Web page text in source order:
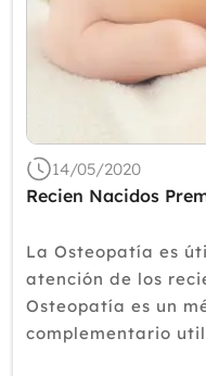
14/05/2020
Recien Nacidos
La Osteopatía es
atención de los
Osteopatía es un
complementario